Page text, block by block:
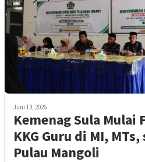
Juni 13, 2026
Kemenag Sula Mulai
KKG Guru di MI,
Pulau Mangoli